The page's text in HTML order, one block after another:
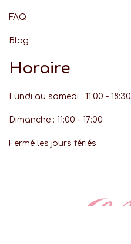
FAQ
Blog
Horaire
Lundi au samedi : 11:00 - 18:30
Dimanche : 11:00 - 17:00
Fermé les jours fériés